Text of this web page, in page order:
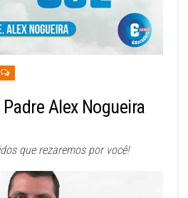
Alex Nogueira
que rezaremos por você!